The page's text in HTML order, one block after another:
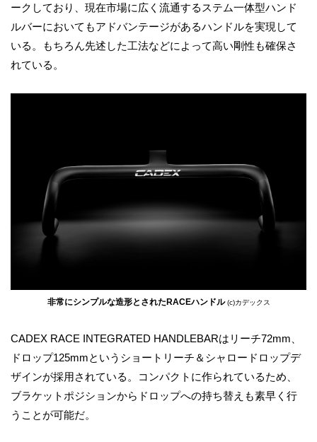
ークしており、現在市場に広く流通するステム一体型ハンド
ルバーにおいてもアドバンテージがあるハンドルを実現して
いる。もちろん先述した工法などによって高い剛性も確保さ
れている。
非常にシンプルな造形とされたRACEハンドル(c)カデックス
CADEX RACE INTEGRATED HANDLEBARはリーチ72mm、
ドロップ125mmというショートリーチ＆シャロードロップデ
ザインが採用されている。コンパクトに作られているため、
ブラケットポジションからドロップへの持ち替えも素早く行
うことが可能だ。